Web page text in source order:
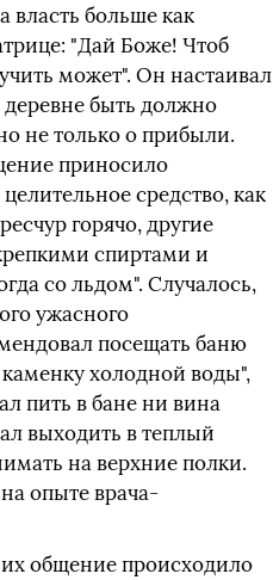
власть больше как
"Дай Боже! Чтоб
может". Он настаивал
деревне быть должно
не только о прибыли.
приносило
средство, как
горячо, другие
спиртами и
со льдом". Случалось,
ужасного
посещать баню
холодной воды",
пить в бане ни вина
выходить в теплый
на верхние полки.
опыте врача-
их общение происходило